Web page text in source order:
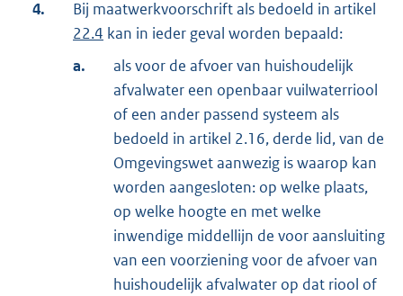
4.
Bij maatwerkvoorschrift als bedoeld in artikel
22.4 kan in ieder geval worden bepaald:
a.
als voor de afvoer van huishoudelijk
afvalwater een openbaar vuilwaterriool
of een ander passend systeem als
bedoeld in artikel 2.16, derde lid, van de
Omgevingswet aanwezig is waarop kan
worden aangesloten: op welke plaats,
op welke hoogte en met welke
inwendige middellijn de voor aansluiting
van een voorziening voor de afvoer van
huishoudelijk afvalwater op dat riool of